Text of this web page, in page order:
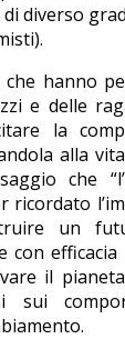
diverso
che hanno
e delle
la
alla
che
ricordato
un
con
il
sui